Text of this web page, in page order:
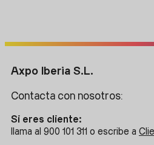
Axpo Iberia S.L.
Contacta con nosotros:
Si eres cliente:
llama al 900 101 311 o escribe a